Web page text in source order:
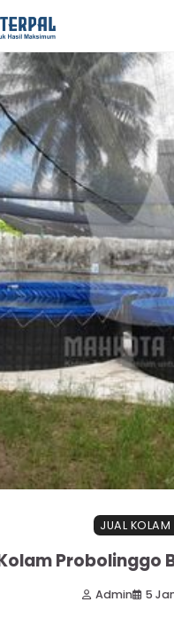
JUAL KOLAM
Probolinggo
Admin 5